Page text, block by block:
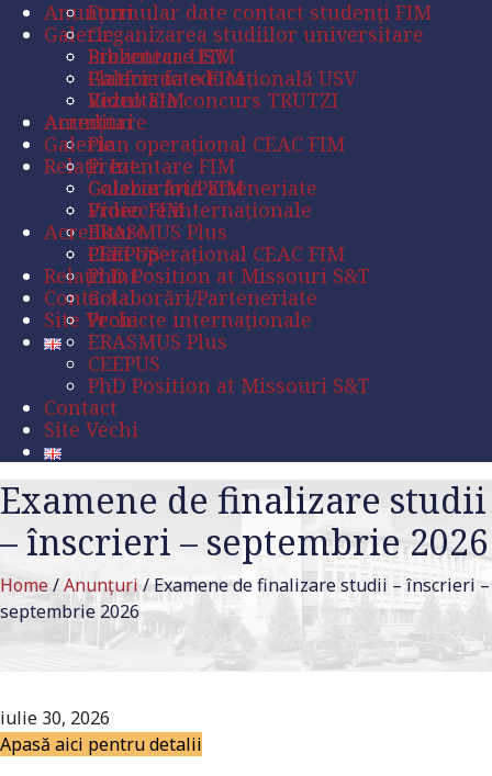
Anunțuri
Galerie
Prezentare FIM
Galerie foto FIM
Video FIM
Acreditare
Plan operaţional CEAC FIM
Relații Int.
Colaborări/Parteneriate
Proiecte internaționale
ERASMUS Plus
CEEPUS
PhD Position at Missouri S&T
Contact
Site Vechi
Formular date contact studenți FIM
Organizarea studiilor universitare
Biblioteca USV
Platforma educațională USV
Rezultate concurs TRUTZI
Anunțuri
Galerie
Prezentare FIM
Galerie foto FIM
Video FIM
Acreditare
Plan operaţional CEAC FIM
Relații Int.
Colaborări/Parteneriate
Proiecte internaționale
ERASMUS Plus
CEEPUS
PhD Position at Missouri S&T
Contact
Site Vechi
Examene de finalizare studii
– înscrieri – septembrie 2026
Home/Anunțuri/Examene de finalizare studii – înscrieri –
septembrie 2026
iulie 30, 2026
Apasă aici pentru detalii